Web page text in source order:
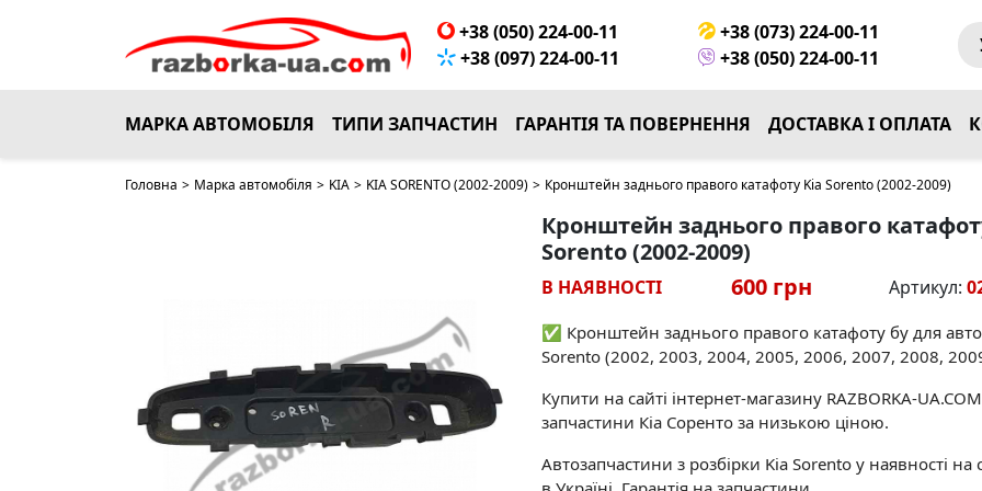
+38 (050) 224-00-11
+38 (073) 224-00-11
+38 (097) 224-00-11
+38 (050) 224-00-11
МАРКА АВТОМОБІЛЯ ТИПИ ЗАПЧАСТИН ГАРАНТІЯ ТА ПОВЕРНЕННЯ ДОСТАВКА І ОПЛАТА
Головна > Марка автомобіля > KIA > KIA SORENTO (2002-2009) > Кронштейн заднього правого катафоту Kia Sorento (2002-2009)
Кронштейн заднього правого
Sorento (2002-2009)
В НАЯВНОСТІ 600 грн Артикул:
✅ Кронштейн заднього правого катафоту бу для
Sorento (2002, 2003, 2004, 2005, 2006, 2007, 2008,
Купити на сайті інтернет-магазину RAZBORKA-UA.COM
запчастини Кіа Соренто за низькою ціною.
Автозапчастини з розбірки Kia Sorento у наявності на